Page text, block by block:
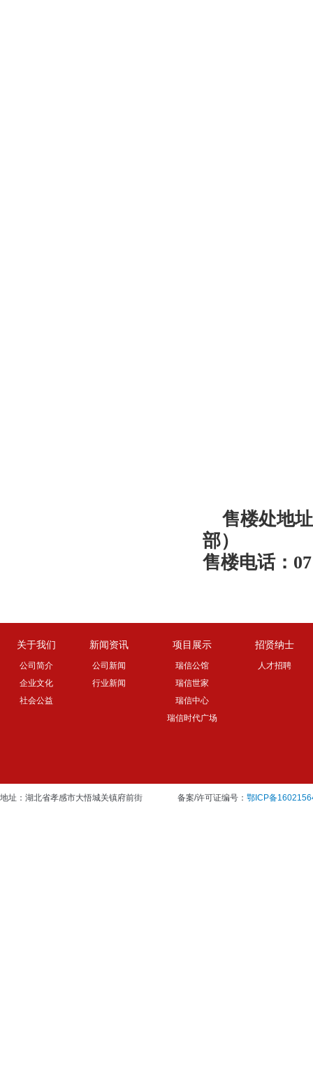
售楼处地
部）
售楼电话：
关于我们
公司简介
企业文化
社会公益
新闻资讯
公司新闻
行业新闻
项目展示
瑞信公馆
瑞信世家
瑞信中心
瑞信时代广场
招贤纳士
人才招聘
地址：湖北省孝感市大悟城关镇府前街 备案/许可证编号： 鄂ICP备